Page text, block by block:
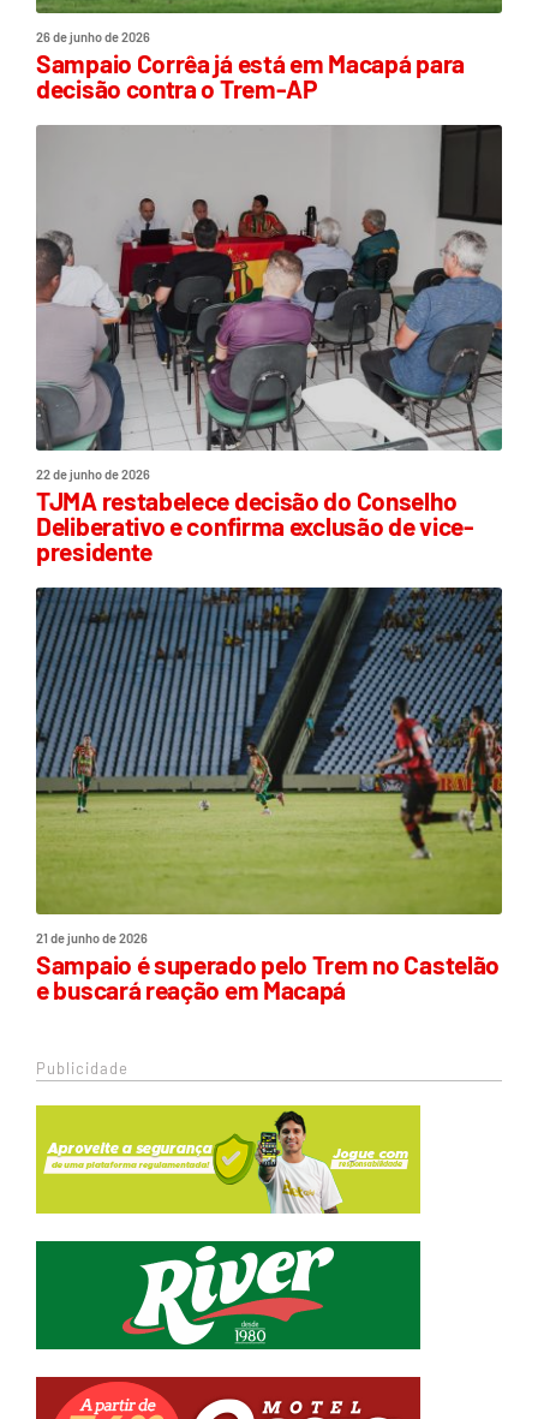
26 de junho de 2026
Sampaio Corrêa já está em Macapá para
decisão contra o Trem-AP
22 de junho de 2026
TJMA restabelece decisão do Conselho
Deliberativo e confirma exclusão de vice-
presidente
21 de junho de 2026
Sampaio é superado pelo Trem no Castelão
e buscará reação em Macapá
Publicidade